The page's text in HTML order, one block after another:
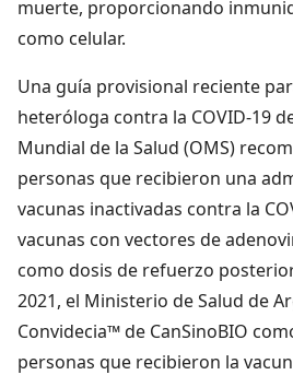
muerte, proporcionando
como celular.
Una guía provisional reciente
heteróloga contra la COVID-19
Mundial de la Salud (OMS)
personas que recibieron una
vacunas inactivadas contra la
vacunas con vectores de
como dosis de refuerzo
2021, el Ministerio de Salud de
Convidecia™ de CanSinoBIO
personas que recibieron la